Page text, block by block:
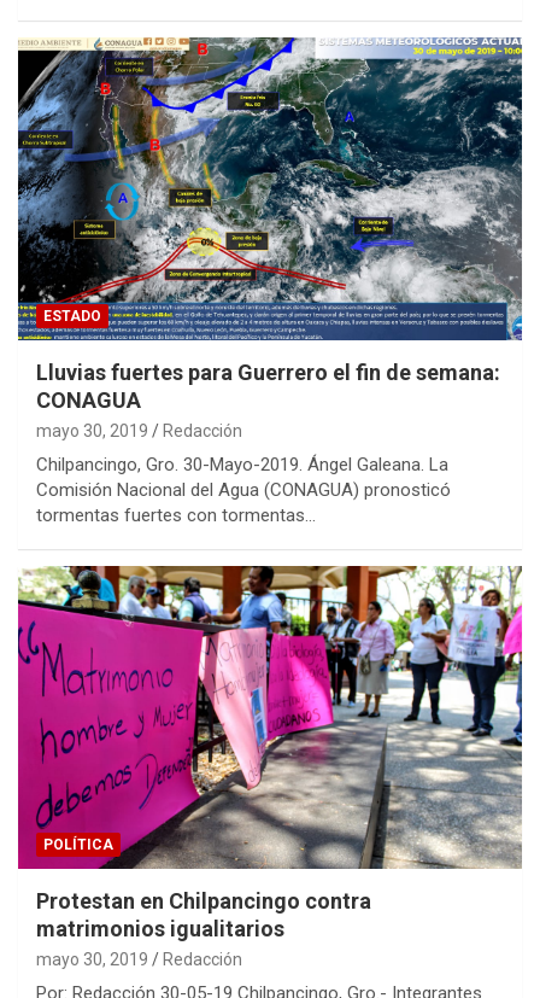
ESTADO
Lluvias fuertes para Guerrero el fin de semana:
CONAGUA
mayo 30, 2019 Redacción
Chilpancingo, Gro. 30-Mayo-2019. Ángel Galeana. La
Comisión Nacional del Agua (CONAGUA) pronosticó
tormentas fuertes con tormentas…
POLÍTICA
Protestan en Chilpancingo contra
matrimonios igualitarios
mayo 30, 2019 Redacción
Por: Redacción 30-05-19 Chilpancingo, Gro.- Integrantes